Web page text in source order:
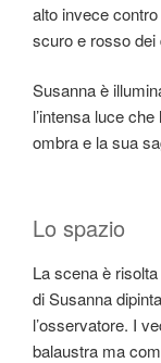
alto invece
scuro e rosso dei
Susanna è
l’intensa luce
ombra e la sua
Lo spazio
La scena è
di Susanna
l’osservatore. I
balaustra ma